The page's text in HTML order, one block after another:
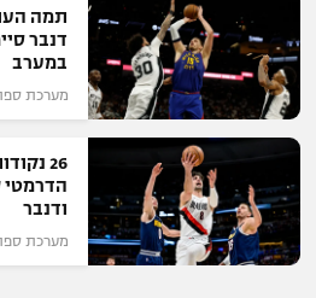
רשיון להקרנה פומבית לבית עסק
הצטרפות לחבילת הערוצים
לוח דרושים – ג'ובנט
תגיות
המגזין
דנבר
במערב
מערכת ספורט 1 | לפני 4
26
הדרמטי
ודנבר
מערכת ספורט 1 | לפני 4